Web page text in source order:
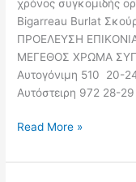
χρόνος συγκομιδής
Bigarreau Burlat
ΠΡΟΕΛΕΥΣΗ
ΜΕΓΕΘΟΣ ΧΡΩΜΑ
Αυτογόνιμη 510 20-
Αυτόστειρη 972 28-
Read More »